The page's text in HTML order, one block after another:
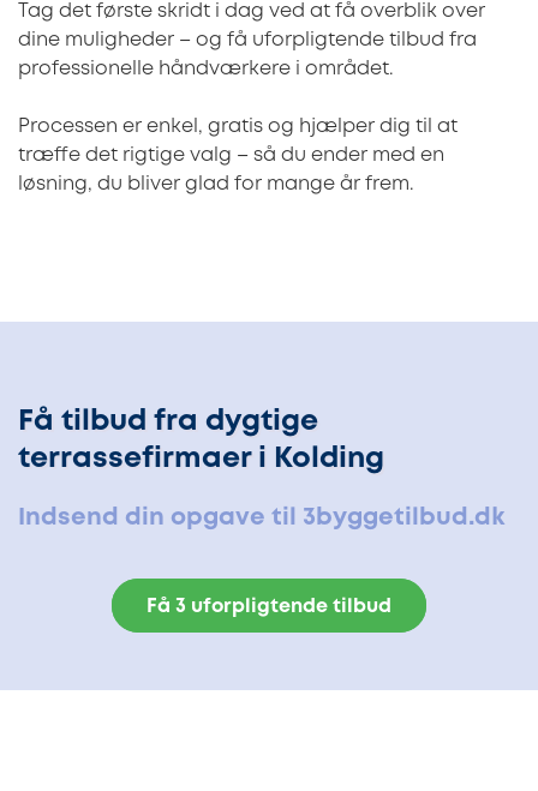
Tag det første skridt i dag ved at få overblik over
dine muligheder – og få uforpligtende tilbud fra
professionelle håndværkere i området.
Processen er enkel, gratis og hjælper dig til at
træffe det rigtige valg – så du ender med en
løsning, du bliver glad for mange år frem.
Få tilbud fra dygtige
terrassefirmaer i Kolding
Indsend din opgave til 3byggetilbud.dk
Få 3 uforpligtende tilbud